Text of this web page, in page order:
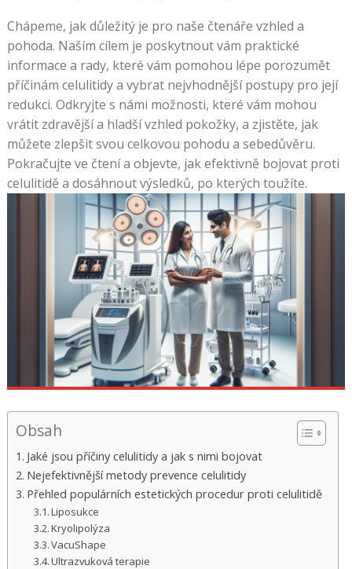
Chápeme, jak důležitý je pro naše čtenáře vzhled a
pohoda. Naším cílem je poskytnout vám praktické
informace a rady, které vám pomohou lépe porozumět
příčinám celulitidy a vybrat nejvhodnější postupy pro její
redukci. Odkryjte s námi možnosti, které vám mohou
vrátit zdravější a hladší vzhled pokožky, a zjistěte, jak
můžete zlepšit svou celkovou pohodu a sebedůvěru.
Pokračujte ve čtení a objevte, jak efektivně bojovat proti
celulitidě a dosáhnout výsledků, po kterých toužíte.
Obsah
Jaké jsou příčiny celulitidy a jak s nimi bojovat
Nejefektivnější metody prevence celulitidy
Přehled populárních estetických procedur proti celulitidě
Liposukce
Kryolipolýza
VacuShape
Ultrazvuková terapie